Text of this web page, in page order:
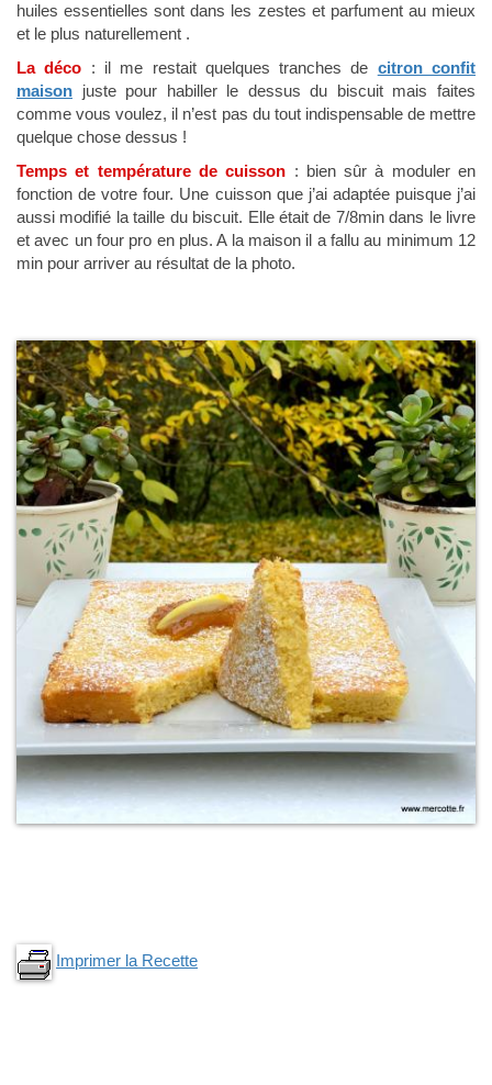
huiles essentielles sont dans les zestes et parfument au mieux
et le plus naturellement .
La déco : il me restait quelques tranches de citron confit
maison juste pour habiller le dessus du biscuit mais faites
comme vous voulez, il n’est pas du tout indispensable de mettre
quelque chose dessus !
Temps et température de cuisson : bien sûr à moduler en
fonction de votre four. Une cuisson que j’ai adaptée puisque j’ai
aussi modifié la taille du biscuit. Elle était de 7/8min dans le livre
et avec un four pro en plus. A la maison il a fallu au minimum 12
min pour arriver au résultat de la photo.
Imprimer la Recette